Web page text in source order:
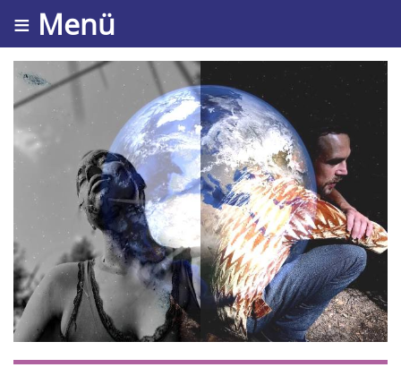
≡ Menü